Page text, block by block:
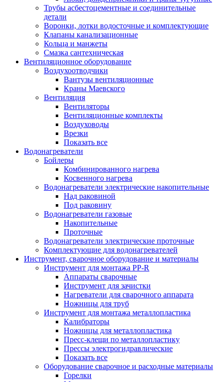
Трубы асбестоцементные и соединительные
детали
Воронки, лотки водосточные и комплектующие
Клапаны канализационные
Кольца и манжеты
Смазка сантехническая
Вентиляционное оборудование
Воздухоотводчики
Вантузы вентиляционные
Краны Маевского
Вентиляция
Вентиляторы
Вентиляционные комплекты
Воздуховоды
Врезки
Показать все
Водонагреватели
Бойлеры
Комбинированного нагрева
Косвенного нагрева
Водонагреватели электрические накопительные
Над раковиной
Под раковину
Водонагреватели газовые
Накопительные
Проточные
Водонагреватели электрические проточные
Комплектующие для водонагревателей
Инструмент, сварочное оборудование и материалы
Инструмент для монтажа PP-R
Аппараты сварочные
Инструмент для зачистки
Нагреватели для сварочного аппарата
Ножницы для труб
Инструмент для монтажа металлопластика
Калибраторы
Ножницы для металлопластика
Пресс-клещи по металлопластику
Прессы электрогидравлические
Показать все
Оборудование сварочное и расходные материалы
Горелки